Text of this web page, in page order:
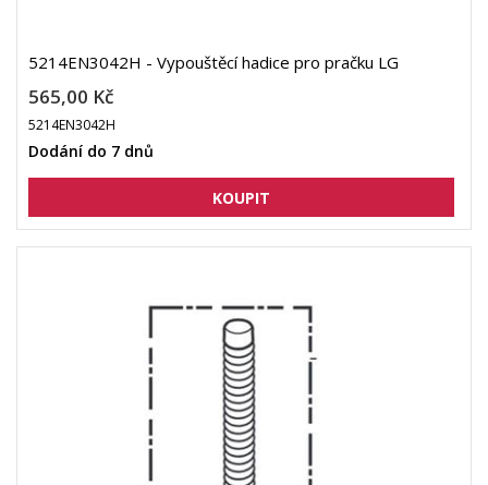
5214EN3042H - Vypouštěcí hadice pro pračku LG
565,00 Kč
5214EN3042H
Dodání do 7 dnů